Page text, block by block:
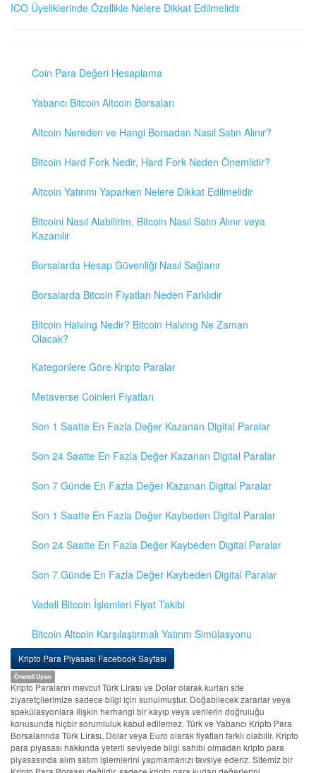
ICO Üyeliklerinde Özellikle Nelere Dikkat Edilmelidir
Coin Para Değeri Hesaplama
Yabancı Bitcoin Altcoin Borsaları
Altcoin Nereden ve Hangi Borsadan Nasıl Satın Alınır?
Bitcoin Hard Fork Nedir, Hard Fork Neden Önemlidir?
Altcoin Yatırımı Yaparken Nelere Dikkat Edilmelidir
Bitcoini Nasıl Alabilirim, Bitcoin Nasıl Satın Alınır veya
Kazanılır
Borsalarda Hesap Güvenliği Nasıl Sağlanır
Borsalarda Bitcoin Fiyatları Neden Farklıdır
Bitcoin Halving Nedir? Bitcoin Halving Ne Zaman
Olacak?
Kategorilere Göre Kripto Paralar
Metaverse Coinleri Fiyatları
Son 1 Saatte En Fazla Değer Kazanan Digital Paralar
Son 24 Saatte En Fazla Değer Kazanan Digital Paralar
Son 7 Günde En Fazla Değer Kazanan Digital Paralar
Son 1 Saatte En Fazla Değer Kaybeden Digital Paralar
Son 24 Saatte En Fazla Değer Kaybeden Digital Paralar
Son 7 Günde En Fazla Değer Kaybeden Digital Paralar
Vadeli Bitcoin İşlemleri Fiyat Takibi
Bitcoin Altcoin Karşılaştırmalı Yatırım Simülasyonu
Kripto Para Piyasası Facebook Sayfası
Önemli Uyarı
Kripto Paraların mevcut Türk Lirası ve Dolar olarak kurları site
ziyaretçilerimize sadece bilgi için sunulmuştur. Doğabilecek zararlar veya
spekülasyonlara ilişkin herhangi bir kayıp veya verilerin doğruluğu
konusunda hiçbir sorumluluk kabul edilemez. Türk ve Yabancı Kripto Para
Borsalarında Türk Lirası, Dolar veya Euro olarak fiyatları farklı olabilir. Kripto
para piyasası hakkında yeterli seviyede bilgi sahibi olmadan kripto para
piyasasında alım satım işlemlerini yapmamanızı tavsiye ederiz. Sitemiz bir